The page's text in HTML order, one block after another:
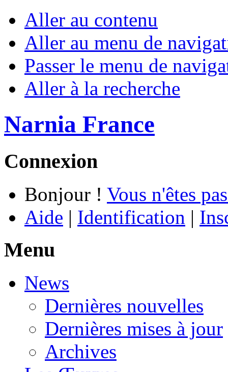
Aller au contenu
Aller au menu de
Passer le menu de
Aller à la recherche
Narnia France
Connexion
Bonjour ! Vous n'êtes
Aide | Identification |
Menu
News
Dernières nouvelles
Dernières mises à jour
Archives